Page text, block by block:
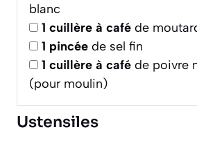
blanc
1 cuillère à café de
1 pincée de sel fin
1 cuillère à café de poivre
(pour moulin)
Ustensiles